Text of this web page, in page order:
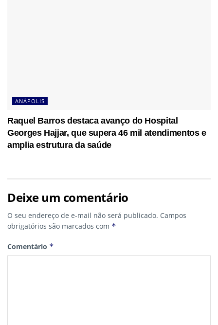
ANÁPOLIS
Raquel Barros destaca avanço do Hospital
Georges Hajjar, que supera 46 mil atendimentos e
amplia estrutura da saúde
Deixe um comentário
O seu endereço de e-mail não será publicado. Campos
obrigatórios são marcados com *
Comentário *